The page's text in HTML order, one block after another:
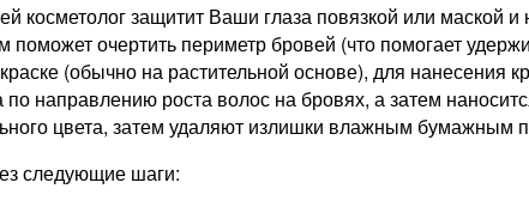
защитит Ваши глаза повязкой или маской и
очертить периметр бровей (что помогает
(обычно на растительной основе), для нанесения
направлению роста волос на бровях, а затем
цвета, затем удаляют излишки влажным бумажным
следующие шаги: